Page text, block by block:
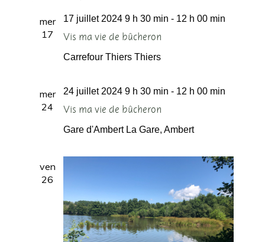
vues
mer
17
Vis ma vie de bûcheron
17 juillet 2024 9 h 30 min - 12 h 00 min
Carrefour ThiersThiers
mer
24
Vis ma vie de bûcheron
24 juillet 2024 9 h 30 min - 12 h 00 min
Gare d'Ambert La Gare, Ambert
ven
26